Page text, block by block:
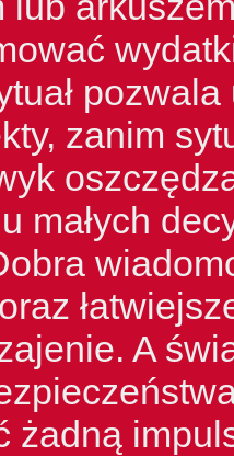
zanim
małych
A
żadną